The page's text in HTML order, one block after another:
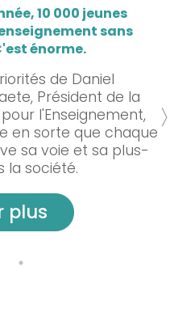
10 000 jeunes
sans
énorme.
de Daniel
Président de la
l'Enseignement,
sorte que chaque
sa voie et sa plus-
société.